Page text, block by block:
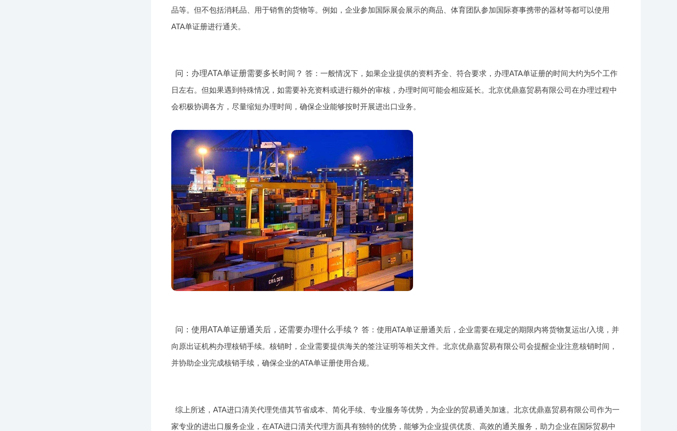
品等。但不包括消耗品、用于销售的货物等。例如，企业参加国际展会展示的商品、体育团队参加国际赛事携带的器材等都可以使用
ATA单证册进行通关。
问：办理ATA单证册需要多长时间？ 答：一般情况下，如果企业提供的资料齐全、符合要求，办理ATA单证册的时间大约为5个工作
日左右。但如果遇到特殊情况，如需要补充资料或进行额外的审核，办理时间可能会相应延长。北京优鼎嘉贸易有限公司在办理过程中
会积极协调各方，尽量缩短办理时间，确保企业能够按时开展进出口业务。
问：使用ATA单证册通关后，还需要办理什么手续？ 答：使用ATA单证册通关后，企业需要在规定的期限内将货物复运出/入境，并
向原出证机构办理核销手续。核销时，企业需要提供海关的签注证明等相关文件。北京优鼎嘉贸易有限公司会提醒企业注意核销时间，
并协助企业完成核销手续，确保企业的ATA单证册使用合规。
综上所述，ATA进口清关代理凭借其节省成本、简化手续、专业服务等优势，为企业的贸易通关加速。北京优鼎嘉贸易有限公司作为一
家专业的进出口服务企业，在ATA进口清关代理方面具有独特的优势，能够为企业提供优质、高效的通关服务，助力企业在国际贸易中